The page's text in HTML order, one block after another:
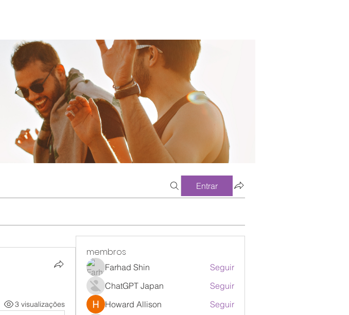
Entrar
3 visualizações
membros
Farhad Shin
Seguir
ChatGPT Japan
Seguir
Howard Allison
Seguir